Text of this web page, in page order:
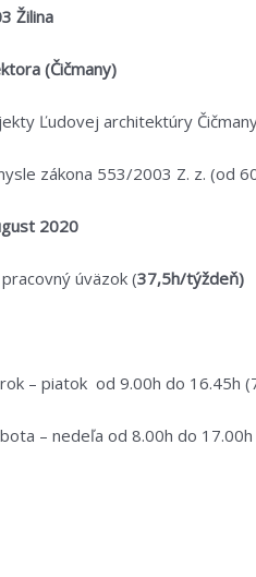
Žilina
(Čičmany)
architektúry
553/2003 Z. z. (od
2020
úväzok (37,5h/týždeň)
9.00h do 16.45h
do 17.00h